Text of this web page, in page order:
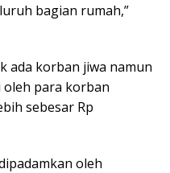
bagian rumah,”
ada korban jiwa namun
para korban
sebesar Rp
oleh